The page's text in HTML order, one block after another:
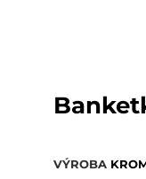
VÝROBA